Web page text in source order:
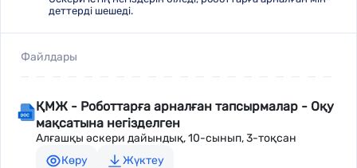
деттерді шешеді.
Файлдары
ҚМЖ - Роботтарға арналған тапсырмалар - Оқу
мақсатына негізделген
Алғашқы әскери дайындық, 10-сынып, 3-тоқсан
Көру
Жүктеу